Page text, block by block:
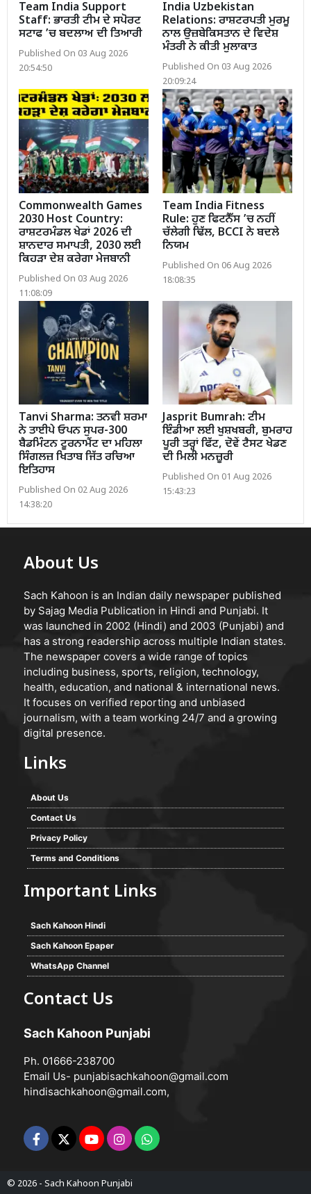
Team India Support
Staff: ਭਾਰਤੀ ਟੀਮ ਦੇ ਸਪੋਰਟ
ਸਟਾਫ ’ਚ ਬਦਲਾਅ ਦੀ ਤਿਆਰੀ
Published On 03 Aug 2026
20:54:50
India Uzbekistan
Relations: ਰਾਸ਼ਟਰਪਤੀ ਮੁਰਮੂ
ਨਾਲ ਉਜ਼ਬੇਕਿਸਤਾਨ ਦੇ ਵਿਦੇਸ਼
ਮੰਤਰੀ ਨੇ ਕੀਤੀ ਮੁਲਾਕਾਤ
Published On 03 Aug 2026
20:09:24
Commonwealth Games
2030 Host Country:
ਰਾਸ਼ਟਰਮੰਡਲ ਖੇਡਾਂ 2026 ਦੀ
ਸ਼ਾਨਦਾਰ ਸਮਾਪਤੀ, 2030 ਲਈ
ਕਿਹੜਾ ਦੇਸ਼ ਕਰੇਗਾ ਮੇਜਬਾਨੀ
Published On 03 Aug 2026
11:08:09
Team India Fitness
Rule: ਹੁਣ ਫਿਟਨੈੱਸ ’ਚ ਨਹੀਂ
ਚੱਲੇਗੀ ਢਿੱਲ, BCCI ਨੇ ਬਦਲੇ
ਨਿਯਮ
Published On 06 Aug 2026
18:08:35
Tanvi Sharma: ਤਨਵੀ ਸ਼ਰਮਾ
ਨੇ ਤਾਈਪੇ ਓਪਨ ਸੁਪਰ-300
ਬੈਡਮਿੰਟਨ ਟੂਰਨਾਮੈਂਟ ਦਾ ਮਹਿਲਾ
ਸਿੰਗਲਜ਼ ਖਿਤਾਬ ਜਿੱਤ ਰਚਿਆ
ਇਤਿਹਾਸ
Published On 02 Aug 2026
14:38:20
Jasprit Bumrah: ਟੀਮ
ਇੰਡੀਆ ਲਈ ਖੁਸ਼ਖਬਰੀ, ਬੁਮਰਾਹ
ਪੂਰੀ ਤਰ੍ਹਾਂ ਫਿੱਟ, ਦੋਵੇਂ ਟੈਸਟ ਖੇਡਣ
ਦੀ ਮਿਲੀ ਮਨਜ਼ੂਰੀ
Published On 01 Aug 2026
15:43:23
About Us
Sach Kahoon is an Indian daily newspaper published
by Sajag Media Publication in Hindi and Punjabi. It
was launched in 2002 (Hindi) and 2003 (Punjabi) and
has a strong readership across multiple Indian states.
The newspaper covers a wide range of topics
including business, sports, religion, technology,
health, education, and national & international news.
It focuses on verified reporting and unbiased
journalism, with a team working 24/7 and a growing
digital presence.
Links
About Us
Contact Us
Privacy Policy
Terms and Conditions
Important Links
Sach Kahoon Hindi
Sach Kahoon Epaper
WhatsApp Channel
Contact Us
Sach Kahoon Punjabi
Ph. 01666-238700
Email Us- punjabisachkahoon@gmail.com
hindisachkahoon@gmail.com,
© 2026 - Sach Kahoon Punjabi